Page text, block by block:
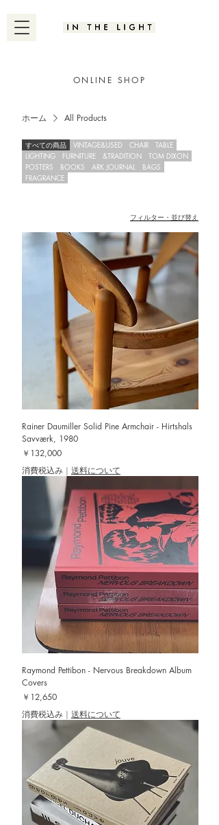
ONLINE SHOP
ホーム All Products
すべての商品 VINTAGE&USED CHAIR
TABLE
LIGHTING
FURNITURE &TRADITION
TOM DIXON
POSTERS
BOOKS ARK JOURNAL
BAGS
FRAGRANCE
フィルター・並び替え
Rainer Daumiller Solid Pine Armchair - Hirtshals
Savværk, 1980
価格
￥132,000
消費税込み | 送料について
Raymond Pettibon - Nervous Breakdown Album
Covers
価格
￥12,650
消費税込み | 送料について